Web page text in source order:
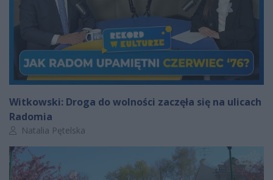
Witkowski: Droga do wolności zaczęła się na ulicach
Radomia
Autor artykułu:
Natalia Pętelska